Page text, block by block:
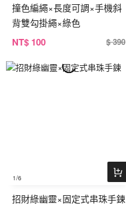
撞色編繩×長度可調×手機斜
背雙勾掛繩×綠色
NT$ 100 $ 390
1/6
招財綠幽靈×固定式串珠手鍊